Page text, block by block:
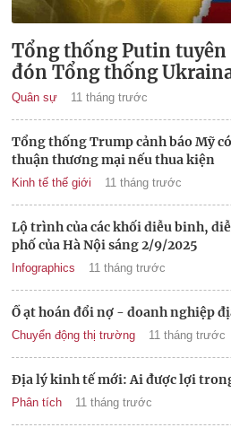
Tổng thống Putin tuyên
đón Tổng thống
Quân sự 11 tháng trước
Tổng thống Trump cảnh báo Mỹ có
thuận thương mại nếu thua kiện
Kinh tế thế giới 11 tháng trước
Lộ trình của các khối diễu binh,
phố của Hà Nội sáng 2/9/2025
Infographics 11 tháng trước
Ồ ạt hoán đổi nợ - doanh nghiệp
Chuyển động thị trường 11 tháng trước
Địa lý kinh tế mới: Ai được lợi
Phân tích 11 tháng trước